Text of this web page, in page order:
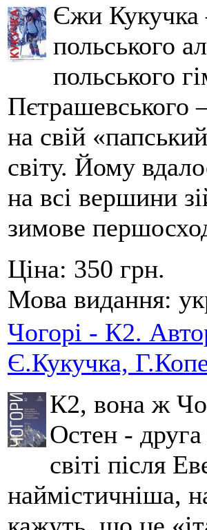
Єжи Кукучка
польського
польського
Пєтрашевського
на свій
світу. Йому
на всі вершини
зимове
Ціна: 350 грн.
Мова видання:
Чогорі - К2.
Є.Кукучка,
К2, вона ж
Остен -
світі після
наймістичніша,